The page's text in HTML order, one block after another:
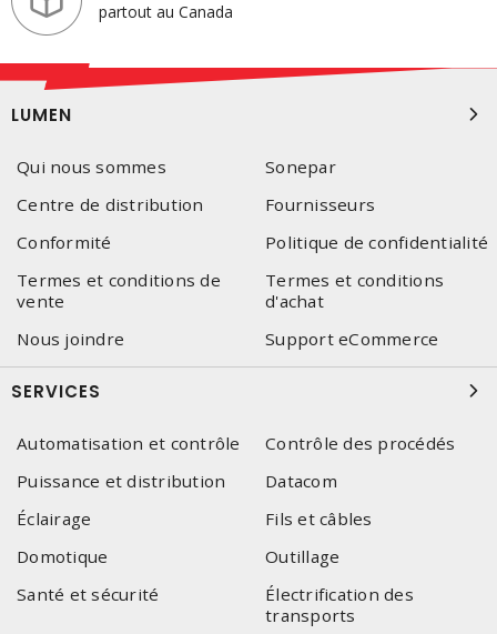
partout au Canada
LUMEN
Qui nous sommes
Sonepar
Centre de distribution
Fournisseurs
Conformité
Politique de confidentialité
Termes et conditions de
vente
Termes et conditions
d'achat
Nous joindre
Support eCommerce
SERVICES
Automatisation et contrôle
Contrôle des procédés
Puissance et distribution
Datacom
Éclairage
Fils et câbles
Domotique
Outillage
Santé et sécurité
Électrification des
transports